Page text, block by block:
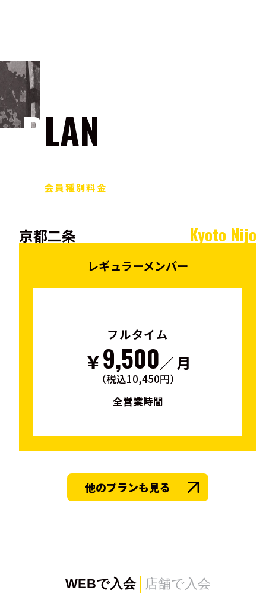
PLAN
会員種別料金
京都二条 Kyoto Nijo
レギュラーメンバー
フルタイム
￥9,500／ 月
（税込10,450円）
全営業時間
他のプランも見る
WEBで入会 店舗で入会